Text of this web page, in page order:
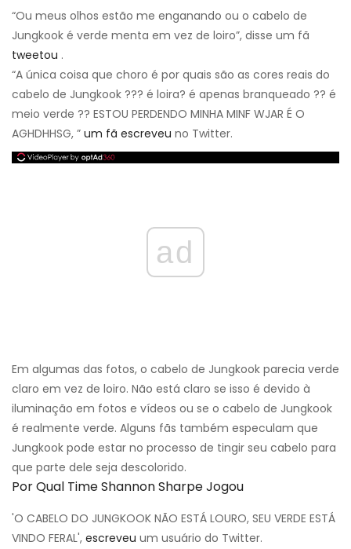
“Ou meus olhos estão me enganando ou o cabelo de
Jungkook é verde menta em vez de loiro”, disse um fã
tweetou .
“A única coisa que choro é por quais são as cores reais do
cabelo de Jungkook ??? é loira? é apenas branqueado ?? é
meio verde ?? ESTOU PERDENDO MINHA MINF WJAR É O
AGHDHHSG, ” um fã escreveu no Twitter.
ad
Em algumas das fotos, o cabelo de Jungkook parecia verde
claro em vez de loiro. Não está claro se isso é devido à
iluminação em fotos e vídeos ou se o cabelo de Jungkook
é realmente verde. Alguns fãs também especulam que
Jungkook pode estar no processo de tingir seu cabelo para
que parte dele seja descolorido.
Por Qual Time Shannon Sharpe Jogou
'O CABELO DO JUNGKOOK NÃO ESTÁ LOURO, SEU VERDE ESTÁ
VINDO FERAL', escreveu um usuário do Twitter.